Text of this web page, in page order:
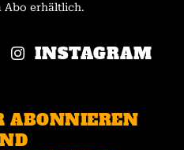
Abo erhältlich.
INSTAGRAM
ABONNIEREN